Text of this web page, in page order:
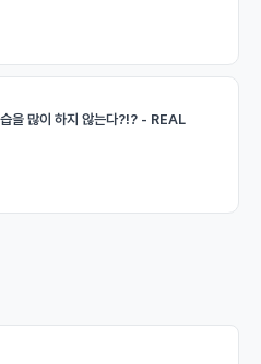
을 많이 하지 않는다?!? - REAL